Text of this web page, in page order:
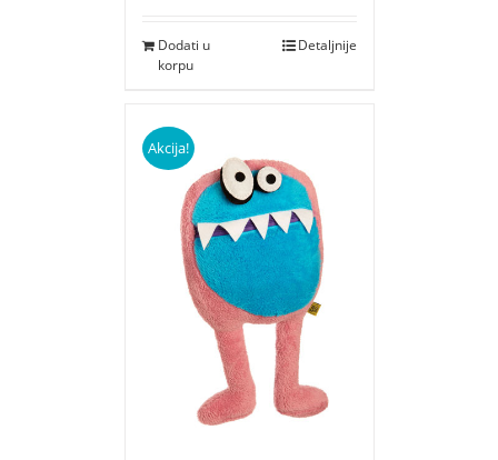
Dodati u
korpu
Detaljnije
Akcija!